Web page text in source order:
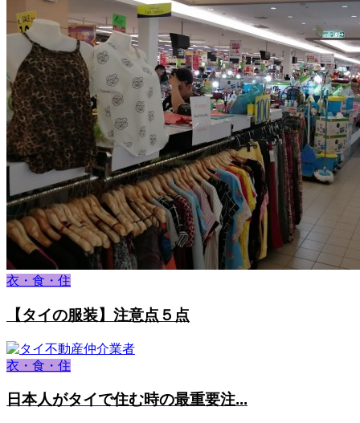
衣・食・住
【タイの服装】注意点５点
衣・食・住
日本人がタイで住む時の最重要注...